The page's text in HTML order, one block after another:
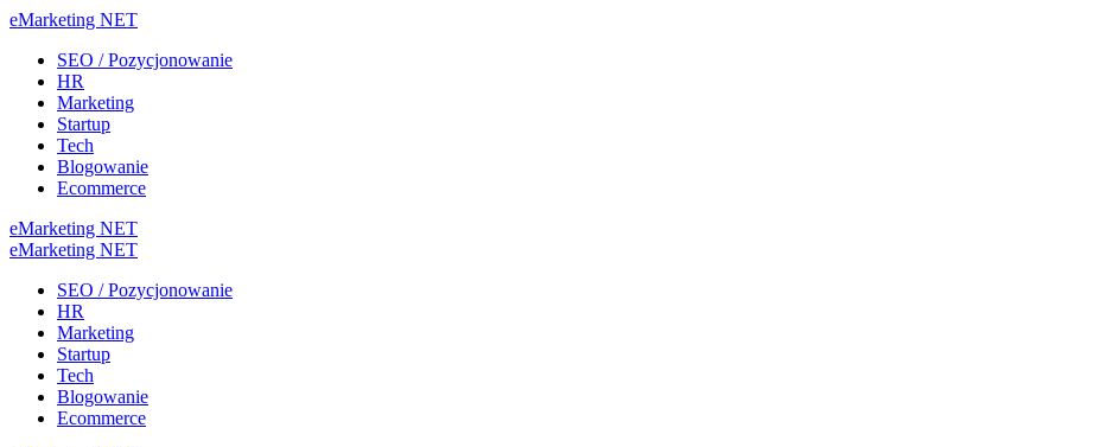
eMarketing NET
SEO / Pozycjonowanie
HR
Marketing
Startup
Tech
Blogowanie
Ecommerce
eMarketing NET
eMarketing NET
SEO / Pozycjonowanie
HR
Marketing
Startup
Tech
Blogowanie
Ecommerce